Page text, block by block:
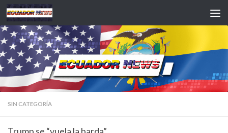
Saltar al contenido
SIN CATEGORÍA